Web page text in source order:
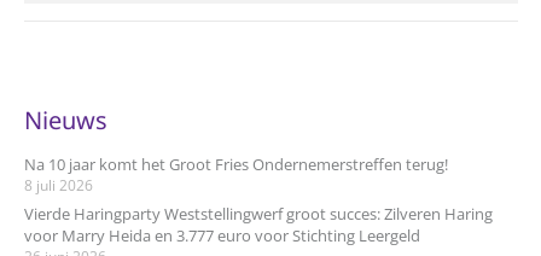
Nieuws
Na 10 jaar komt het Groot Fries Ondernemerstreffen terug!
8 juli 2026
Vierde Haringparty Weststellingwerf groot succes: Zilveren Haring
voor Marry Heida en 3.777 euro voor Stichting Leergeld